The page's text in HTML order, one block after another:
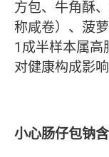
方包、牛角酥
称咸卷）、菠
1成半样本属高
对健康构成影响
小心肠仔包钠含